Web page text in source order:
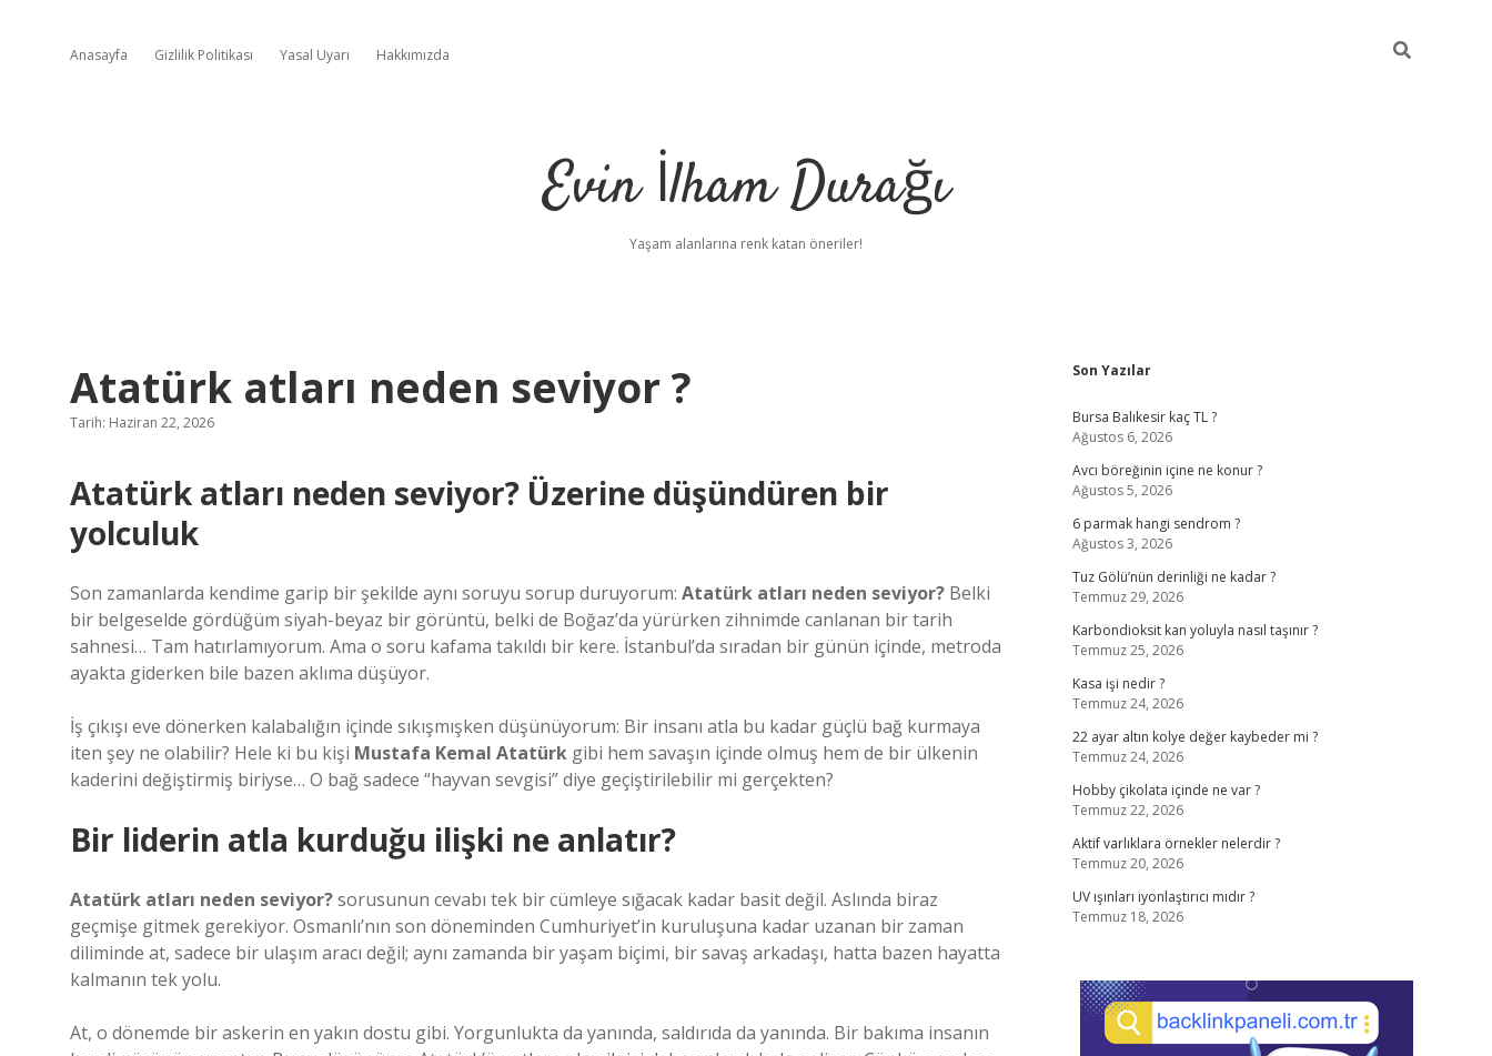
Anasayfa Gizlilik Politikası Yasal Uyarı Hakkımızda
Evin İlham Durağı
Yaşam alanlarına renk katan öneriler!
Atatürk atları neden seviyor ?
Tarih: Haziran 22, 2026
Atatürk atları neden seviyor? Üzerine düşündüren bir
yolculuk
Son zamanlarda kendime garip bir şekilde aynı soruyu sorup duruyorum: Atatürk atları neden seviyor? Belki
bir belgeselde gördüğüm siyah-beyaz bir görüntü, belki de Boğaz’da yürürken zihnimde canlanan bir tarih
sahnesi… Tam hatırlamıyorum. Ama o soru kafama takıldı bir kere. İstanbul’da sıradan bir günün içinde, metroda
ayakta giderken bile bazen aklıma düşüyor.
İş çıkışı eve dönerken kalabalığın içinde sıkışmışken düşünüyorum: Bir insanı atla bu kadar güçlü bağ kurmaya
iten şey ne olabilir? Hele ki bu kişi Mustafa Kemal Atatürk gibi hem savaşın içinde olmuş hem de bir ülkenin
kaderini değiştirmiş biriyse… O bağ sadece “hayvan sevgisi” diye geçiştirilebilir mi gerçekten?
Bir liderin atla kurduğu ilişki ne anlatır?
Atatürk atları neden seviyor?sorusunun cevabı tek bir cümleye sığacak kadar basit değil. Aslında biraz
geçmişe gitmek gerekiyor. Osmanlı’nın son döneminden Cumhuriyet’in kuruluşuna kadar uzanan bir zaman
diliminde at, sadece bir ulaşım aracı değil; aynı zamanda bir yaşam biçimi, bir savaş arkadaşı, hatta bazen hayatta
kalmanın tek yolu.
At, o dönemde bir askerin en yakın dostu gibi. Yorgunlukta da yanında, saldırıda da yanında. Bir bakıma insanın
Sidebar
Son Yazılar
Bursa Balıkesir kaç TL ?
Ağustos 6, 2026
Avcı böreğinin içine ne konur ?
Ağustos 5, 2026
6 parmak hangi sendrom ?
Ağustos 3, 2026
Tuz Gölü’nün derinliği ne kadar ?
Temmuz 29, 2026
Karbondioksit kan yoluyla nasıl taşınır ?
Temmuz 25, 2026
Kasa işi nedir ?
Temmuz 24, 2026
22 ayar altın kolye değer kaybeder mi ?
Temmuz 24, 2026
Hobby çikolata içinde ne var ?
Temmuz 22, 2026
Aktif varlıklara örnekler nelerdir ?
Temmuz 20, 2026
UV ışınları iyonlaştırıcı mıdır ?
Temmuz 18, 2026